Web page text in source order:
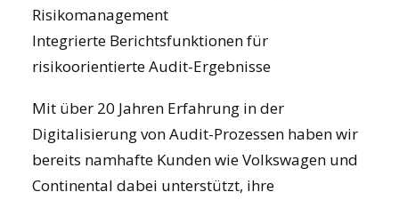
Risikomanagement
Integrierte Berichtsfunktionen für
risikoorientierte Audit-Ergebnisse
Mit über 20 Jahren Erfahrung in der
Digitalisierung von Audit-Prozessen haben wir
bereits namhafte Kunden wie Volkswagen und
Continental dabei unterstützt, ihre